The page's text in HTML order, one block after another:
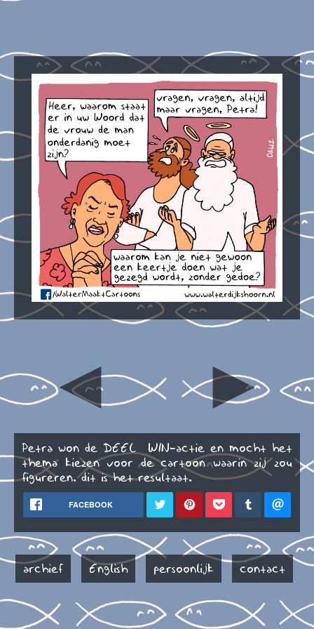
◄ ►
Petra won de DEEL & WIN-actie en mocht het
thema kiezen voor de cartoon waarin zij zou
figureren. dit is het resultaat.
FACEBOOK
archief English persoonlijk contact